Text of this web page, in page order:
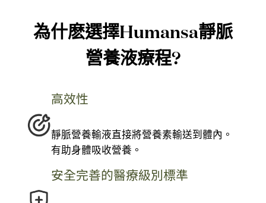
為什麽選擇Humansa靜脈
營養液療程?
高效性
靜脈營養輸液直接將營養素輸送到體內。
有助身體吸收營養。
安全完善的醫療級別標準